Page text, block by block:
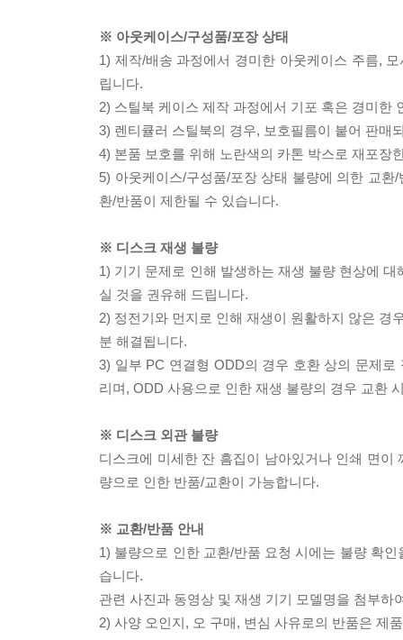
※ 아웃케이스/구성품/포장 상태
1) 제작/배송 과정에서 경미한 아웃케이스 주름,
립니다.
2) 스틸북 케이스 제작 과정에서 기포 혹은 경미한
3) 렌티큘러 스틸북의 경우, 보호필름이 붙어 판매
4) 본품 보호를 위해 노란색의 카톤 박스로 재포장
5) 아웃케이스/구성품/포장 상태 불량에 의한 교
환/반품이 제한될 수 있습니다.
※ 디스크 재생 불량
1) 기기 문제로 인해 발생하는 재생 불량 현상에
실 것을 권유해 드립니다.
2) 정전기와 먼지로 인해 재생이 원활하지 않은 경
분 해결됩니다.
3) 일부 PC 연결형 ODD의 경우 호환 상의 문제
리며, ODD 사용으로 인한 재생 불량의 경우 교환
※ 디스크 외관 불량
디스크에 미세한 잔 흠집이 남아있거나 인쇄 면
량으로 인한 반품/교환이 가능합니다.
※ 교환/반품 안내
1) 불량으로 인한 교환/반품 요청 시에는 불량 확
습니다.
관련 사진과 동영상 및 재생 기기 모델명을 첨부하
2) 사양 오인지, 오 구매, 변심 사유로의 반품은 제